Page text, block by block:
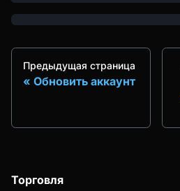
Предыдущая страница
Обновить аккаунт
Торговля